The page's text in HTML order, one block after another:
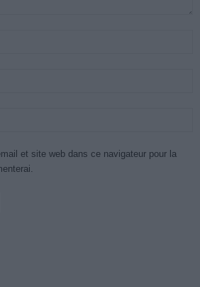
et site web dans ce navigateur pour la